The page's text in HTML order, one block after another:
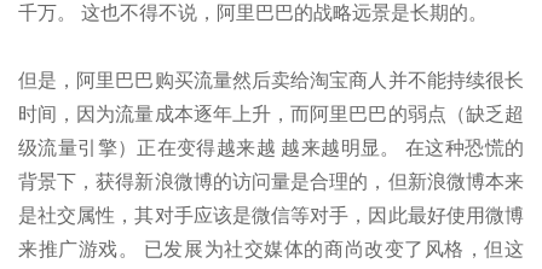
千万。 这也不得不说，阿里巴巴的战略远景是长期的。
但是，阿里巴巴购买流量然后卖给淘宝商人并不能持续很长
时间，因为流量成本逐年上升，而阿里巴巴的弱点（缺乏超
级流量引擎）正在变得越来越 越来越明显。 在这种恐慌的
背景下，获得新浪微博的访问量是合理的，但新浪微博本来
是社交属性，其对手应该是微信等对手，因此最好使用微博
来推广游戏。 已发展为社交媒体的商尚改变了风格，但这